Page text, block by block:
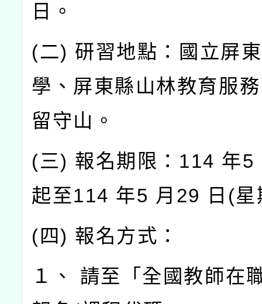
日。
(二) 研習地點：國立屏
學、屏東縣山林教育服
留守山。
(三) 報名期限：114 年5
起至114 年5 月29 日(星
(四) 報名方式：
１、 請至「全國教師在